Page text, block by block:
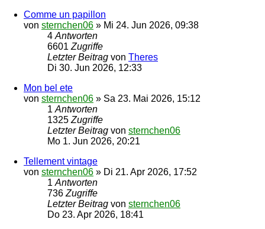
Comme un papillon
von sternchen06 » Mi 24. Jun 2026, 09:38
4 Antworten
6601 Zugriffe
Letzter Beitrag von Theres
Di 30. Jun 2026, 12:33
Mon bel ete
von sternchen06 » Sa 23. Mai 2026, 15:12
1 Antworten
1325 Zugriffe
Letzter Beitrag von sternchen06
Mo 1. Jun 2026, 20:21
Tellement vintage
von sternchen06 » Di 21. Apr 2026, 17:52
1 Antworten
736 Zugriffe
Letzter Beitrag von sternchen06
Do 23. Apr 2026, 18:41